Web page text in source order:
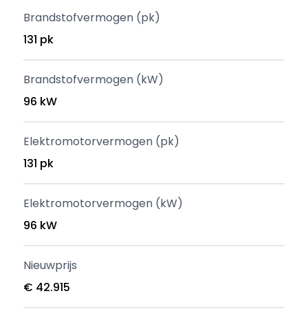
Brandstofvermogen (pk)
131 pk
Brandstofvermogen (kW)
96 kW
Elektromotorvermogen (pk)
131 pk
Elektromotorvermogen (kW)
96 kW
Nieuwprijs
€ 42.915